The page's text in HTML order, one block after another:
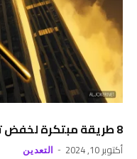
8 طريقة مبتكرة لخفض تكاليف تعدين البيتكوين
أكتوبر 10, 2024 التعدين